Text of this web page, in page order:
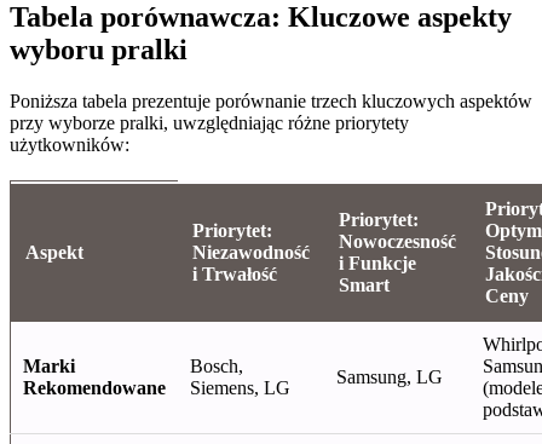
Tabela porównawcza: Kluczowe aspekty
wyboru pralki
Poniższa tabela prezentuje porównanie trzech kluczowych aspektów
przy wyborze pralki, uwzględniając różne priorytety
użytkowników:
Aspekt
Priorytet:
Niezawodność
i Trwałość
Priorytet:
Nowoczesność
i Funkcje
Smart
Ceny
Marki
Rekomendowane
Bosch,
Siemens, LG
Samsung, LG